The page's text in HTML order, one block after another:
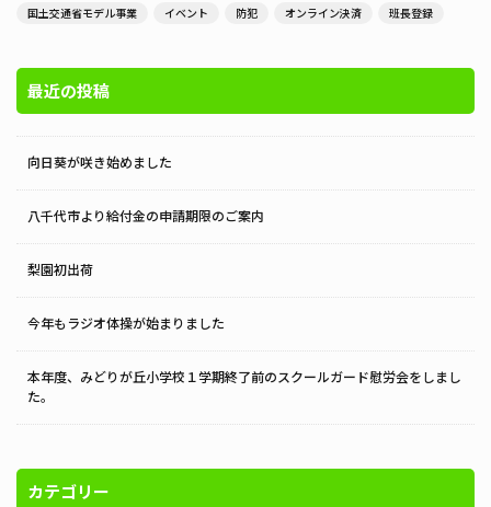
国土交通省モデル事業 イベント 防犯 オンライン決済 班長登録
最近の投稿
向日葵が咲き始めました
八千代市より給付金の申請期限のご案内
梨園初出荷
今年もラジオ体操が始まりました
本年度、みどりが丘小学校１学期終了前のスクールガード慰労会をしまし
た。
カテゴリー